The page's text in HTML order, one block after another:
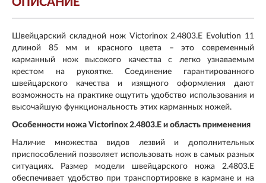
Швейцарский складной нож Victorinox 2.4803.E Evolution 11
длиной 85 мм и красного цвета – это современный
карманный нож высокого качества с легко узнаваемым
крестом на рукоятке. Соединение гарантированного
швейцарского качества и изящного оформления дают
возможность на практике ощутить удобство использования и
высочайшую функциональность этих карманных ножей.
Особенности ножа Victorinox 2.4803.E и область применения
Наличие множества видов лезвий и дополнительных
приспособлений позволяет использовать нож в самых разных
ситуациях. Размер модели швейцарского ножа 2.4803.E
обеспечивает удобство при транспортировке в кармане и на